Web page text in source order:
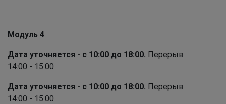
Модуль 4
Дата уточняется - с 10:00 до 18:00. Перерыв
14:00 - 15:00
Дата уточняется - с 10:00 до 18:00. Перерыв
14:00 - 15:00